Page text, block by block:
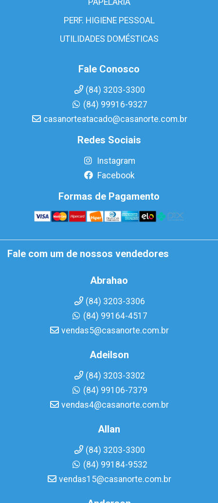
PAPELARIA
PERF. HIGIENE PESSOAL
UTILIDADES DOMÉSTICAS
Fale Conosco
(84) 3203-3300
(84) 99916-9327
casanorteatacado@casanorte.com.br
Redes Sociais
Instagram
Facebook
Formas de Pagamento
Fale com um de nossos vendedores
Abrahao
(84) 3203-3306
(84) 99164-4517
vendas5@casanorte.com.br
Adeilson
(84) 3203-3302
(84) 99106-7379
vendas4@casanorte.com.br
Allan
(84) 3203-3300
(84) 99184-9532
vendas15@casanorte.com.br